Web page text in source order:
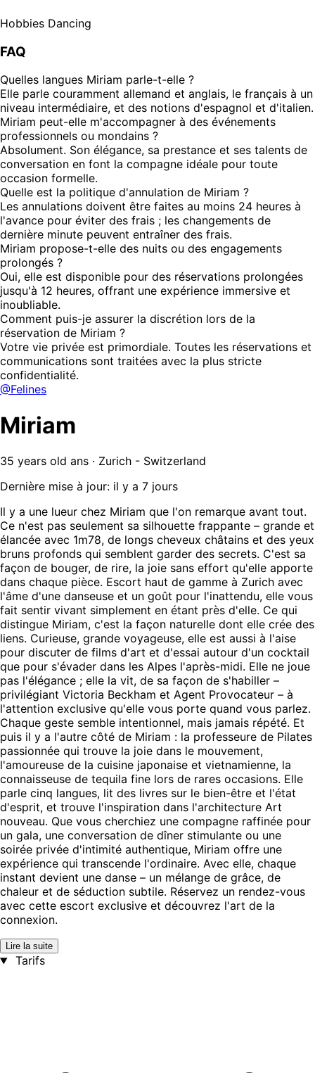
Hobbies Dancing
FAQ
Quelles langues Miriam parle-t-elle ?
Elle parle couramment allemand et anglais, le français à un
niveau intermédiaire, et des notions d'espagnol et d'italien.
Miriam peut-elle m'accompagner à des événements
professionnels ou mondains ?
Absolument. Son élégance, sa prestance et ses talents de
conversation en font la compagne idéale pour toute
occasion formelle.
Quelle est la politique d'annulation de Miriam ?
Les annulations doivent être faites au moins 24 heures à
l'avance pour éviter des frais ; les changements de
dernière minute peuvent entraîner des frais.
Miriam propose-t-elle des nuits ou des engagements
prolongés ?
Oui, elle est disponible pour des réservations prolongées
jusqu'à 12 heures, offrant une expérience immersive et
inoubliable.
Comment puis-je assurer la discrétion lors de la
réservation de Miriam ?
Votre vie privée est primordiale. Toutes les réservations et
communications sont traitées avec la plus stricte
confidentialité.
@Felines
Miriam
35 years old ans · Zurich - Switzerland
Dernière mise à jour: il y a 7 jours
Il y a une lueur chez Miriam que l'on remarque avant tout.
Ce n'est pas seulement sa silhouette frappante – grande et
élancée avec 1m78, de longs cheveux châtains et des yeux
bruns profonds qui semblent garder des secrets. C'est sa
façon de bouger, de rire, la joie sans effort qu'elle apporte
dans chaque pièce. Escort haut de gamme à Zurich avec
l'âme d'une danseuse et un goût pour l'inattendu, elle vous
fait sentir vivant simplement en étant près d'elle. Ce qui
distingue Miriam, c'est la façon naturelle dont elle crée des
liens. Curieuse, grande voyageuse, elle est aussi à l'aise
pour discuter de films d'art et d'essai autour d'un cocktail
que pour s'évader dans les Alpes l'après-midi. Elle ne joue
pas l'élégance ; elle la vit, de sa façon de s'habiller –
privilégiant Victoria Beckham et Agent Provocateur – à
l'attention exclusive qu'elle vous porte quand vous parlez.
Chaque geste semble intentionnel, mais jamais répété. Et
puis il y a l'autre côté de Miriam : la professeure de Pilates
passionnée qui trouve la joie dans le mouvement,
l'amoureuse de la cuisine japonaise et vietnamienne, la
connaisseuse de tequila fine lors de rares occasions. Elle
parle cinq langues, lit des livres sur le bien-être et l'état
d'esprit, et trouve l'inspiration dans l'architecture Art
nouveau. Que vous cherchiez une compagne raffinée pour
un gala, une conversation de dîner stimulante ou une
soirée privée d'intimité authentique, Miriam offre une
expérience qui transcende l'ordinaire. Avec elle, chaque
instant devient une danse – un mélange de grâce, de
chaleur et de séduction subtile. Réservez un rendez-vous
avec cette escort exclusive et découvrez l'art de la
connexion.
Lire la suite
Tarifs